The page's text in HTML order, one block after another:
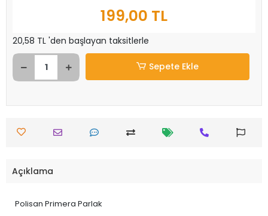
199,00 TL
20,58 TL 'den başlayan taksitlerle
Sepete Ekle
Açıklama
Polisan Primera Parlak